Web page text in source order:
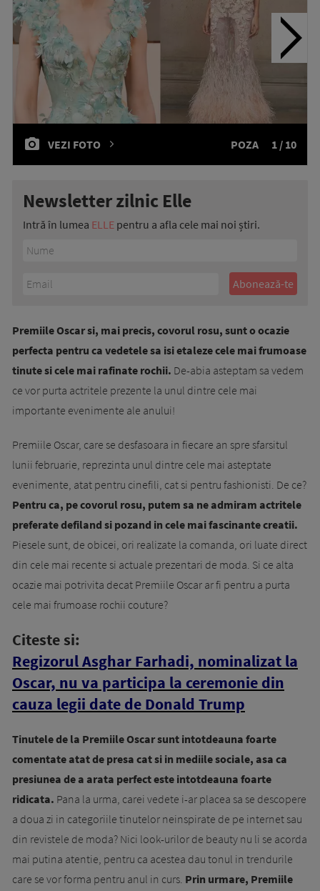
VEZI FOTO POZA 1 / 10
Newsletter zilnic Elle
Intră în lumea ELLE pentru a afla cele mai noi știri.
Premiile Oscar si, mai precis, covorul rosu, sunt o ocazie
perfecta pentru ca vedetele sa isi etaleze cele mai frumoase
tinute si cele mai rafinate rochii. De-abia asteptam sa vedem
ce vor purta actritele prezente la unul dintre cele mai
importante evenimente ale anului!
Premiile Oscar, care se desfasoara in fiecare an spre sfarsitul
lunii februarie, reprezinta unul dintre cele mai asteptate
evenimente, atat pentru cinefili, cat si pentru fashionisti. De ce?
Pentru ca, pe covorul rosu, putem sa ne admiram actritele
preferate defiland si pozand in cele mai fascinante creatii.
Piesele sunt, de obicei, ori realizate la comanda, ori luate direct
din cele mai recente si actuale prezentari de moda. Si ce alta
ocazie mai potrivita decat Premiile Oscar ar fi pentru a purta
cele mai frumoase rochii couture?
Citeste si:
Regizorul Asghar Farhadi, nominalizat la
Oscar, nu va participa la ceremonie din
cauza legii date de Donald Trump
Tinutele de la Premiile Oscar sunt intotdeauna foarte
comentate atat de presa cat si in mediile sociale, asa ca
presiunea de a arata perfect este intotdeauna foarte
ridicata. Pana la urma, carei vedete i-ar placea sa se descopere
a doua zi in categoriile tinutelor neinspirate de pe internet sau
din revistele de moda? Nici look-urilor de beauty nu li se acorda
mai putina atentie, pentru ca acestea dau tonul in trendurile
care se vor forma pentru anul in curs. Prin urmare, Premiile